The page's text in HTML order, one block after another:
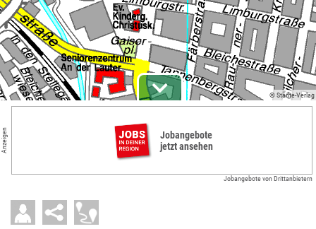
© Städte-Verlag
Anzeigen
Jobangebote
jetzt ansehen
Jobangebote von Drittanbietern